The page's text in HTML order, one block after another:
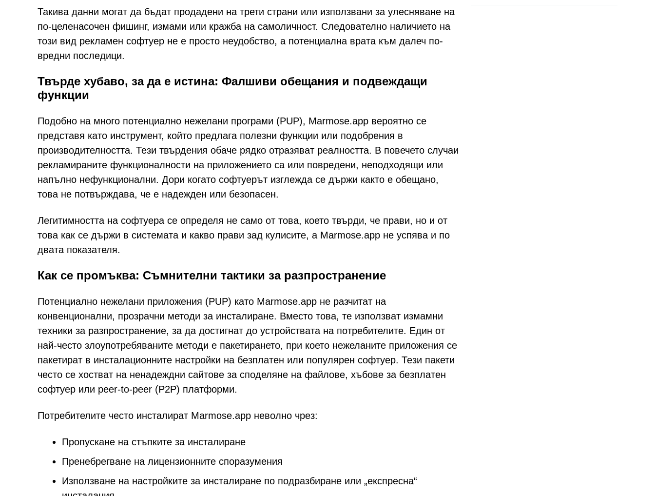
Такива данни могат да бъдат продадени на трети страни или използвани за улесняване на
по-целенасочен фишинг, измами или кражба на самоличност. Следователно наличието на
този вид рекламен софтуер не е просто неудобство, а потенциална врата към далеч по-
вредни последици.
Твърде хубаво, за да е истина: Фалшиви обещания и подвеждащи
функции
Подобно на много потенциално нежелани програми (PUP), Marmose.app вероятно се
представя като инструмент, който предлага полезни функции или подобрения в
производителността. Тези твърдения обаче рядко отразяват реалността. В повечето случаи
рекламираните функционалности на приложението са или повредени, неподходящи или
напълно нефункционални. Дори когато софтуерът изглежда се държи както е обещано,
това не потвърждава, че е надежден или безопасен.
Легитимността на софтуера се определя не само от това, което твърди, че прави, но и от
това как се държи в системата и какво прави зад кулисите, а Marmose.app не успява и по
двата показателя.
Как се промъква: Съмнителни тактики за разпространение
Потенциално нежелани приложения (PUP) като Marmose.app не разчитат на
конвенционални, прозрачни методи за инсталиране. Вместо това, те използват измамни
техники за разпространение, за да достигнат до устройствата на потребителите. Един от
най-често злоупотребяваните методи е пакетирането, при което нежеланите приложения се
пакетират в инсталационните настройки на безплатен или популярен софтуер. Тези пакети
често се хостват на ненадеждни сайтове за споделяне на файлове, хъбове за безплатен
софтуер или peer-to-peer (P2P) платформи.
Потребителите често инсталират Marmose.app неволно чрез:
Пропускане на стъпките за инсталиране
Пренебрегване на лицензионните споразумения
Използване на настройките за инсталиране по подразбиране или „експресна“